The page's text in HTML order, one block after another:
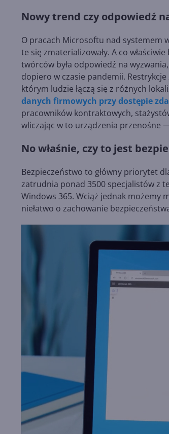
Nowy trend czy odpowiedź
O pracach Microsoftu nad systemem
te się zmaterializowały. A co
twórców była odpowiedź na
dopiero w czasie pandemii.
którym ludzie łączą się z różnych
danych firmowych przy dostępie
pracowników kontraktowych,
wliczając w to urządzenia przenośne
No właśnie, czy to jest
Bezpieczeństwo to główny priorytet
zatrudnia ponad 3500 specjalistów z
Windows 365. Wciąż jednak możemy
niełatwo o zachowanie